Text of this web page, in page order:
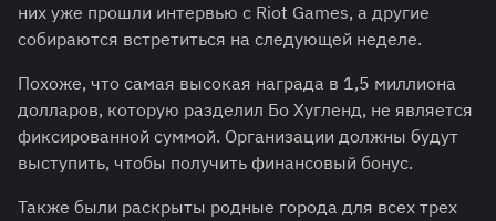
них уже прошли интервью с Riot Games, а другие
собираются встретиться на следующей неделе.
Похоже, что самая высокая награда в 1,5 миллиона
долларов, которую разделил Бо Хугленд, не является
фиксированной суммой. Организации должны будут
выступить, чтобы получить финансовый бонус.
Также были раскрыты родные города для всех трех